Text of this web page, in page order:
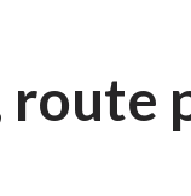
route